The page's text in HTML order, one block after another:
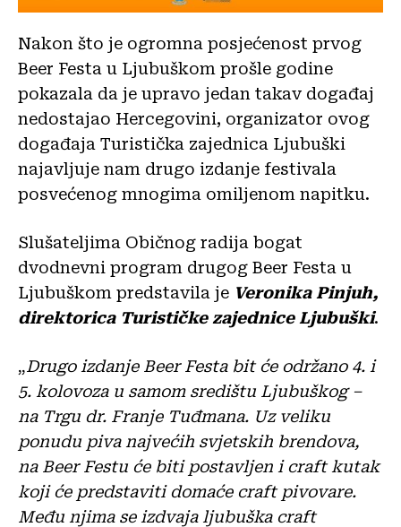
Nakon što je ogromna posjećenost prvog
Beer Festa u Ljubuškom prošle godine
pokazala da je upravo jedan takav događaj
nedostajao Hercegovini, organizator ovog
događaja Turistička zajednica Ljubuški
najavljuje nam drugo izdanje festivala
posvećenog mnogima omiljenom napitku.
Slušateljima Običnog radija bogat
dvodnevni program drugog Beer Festa u
Ljubuškom predstavila je Veronika Pinjuh,
direktorica Turističke zajednice Ljubuški.
„Drugo izdanje Beer Festa bit će održano 4. i
5. kolovoza u samom središtu Ljubuškog –
na Trgu dr. Franje Tuđmana. Uz veliku
ponudu piva najvećih svjetskih brendova,
na Beer Festu će biti postavljen i craft kutak
koji će predstaviti domaće craft pivovare.
Među njima se izdvaja ljubuška craft